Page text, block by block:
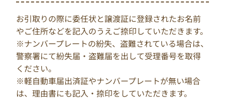
お引取りの際に委任状と譲渡証に登録されたお名前
やご住所などを記入のうえご捺印していただきます。
※ナンバープレートの紛失、盗難されている場合は、
警察署にて紛失届・盗難届を出して受理番号を取得
ください。
※軽自動車届出済証やナンバープレートが無い場合
は、理由書にも記入・捺印をしていただきます。